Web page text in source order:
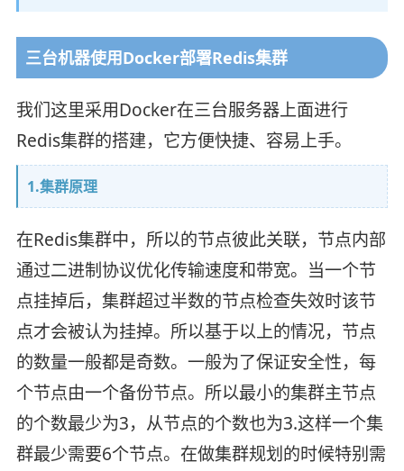
三台机器使用Docker部署Redis集群
我们这里采用Docker在三台服务器上面进行
Redis集群的搭建，它方便快捷、容易上手。
1.集群原理
在Redis集群中，所以的节点彼此关联，节点内部
通过二进制协议优化传输速度和带宽。当一个节
点挂掉后，集群超过半数的节点检查失效时该节
点才会被认为挂掉。所以基于以上的情况，节点
的数量一般都是奇数。一般为了保证安全性，每
个节点由一个备份节点。所以最小的集群主节点
的个数最少为3，从节点的个数也为3.这样一个集
群最少需要6个节点。在做集群规划的时候特别需